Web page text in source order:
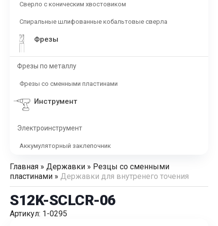
Сверло с коническим хвостовиком
Спиральные шлифованные кобальтовые сверла
Фрезы
Фрезы по металлу
Фрезы со сменными пластинами
Инструмент
Электроинструмент
Аккумуляторный заклепочник
Главная » Державки » Резцы со сменными
пластинами » Державки для внутренего точения
S12K-SCLCR-06
Артикул: 1-0295